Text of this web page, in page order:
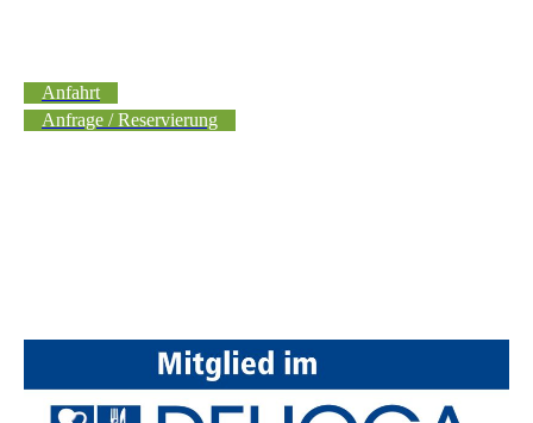
Anfahrt
Anfrage / Reservierung